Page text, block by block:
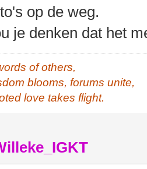
op de weg.
je denken dat het
of others,
blooms, forums unite,
love takes flight.